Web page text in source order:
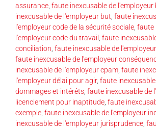
assurance faute inexcusable de l'employeur
inexcusable de l'employeur but faute
l'employeur code de la sécurité sociale faute
l'employeur code du travail faute
conciliation faute inexcusable de
faute inexcusable de l'employeur
inexcusable de l'employeur cpam faute
l'employeur délai pour agir, faute
dommages et intérêts faute inexcusable de
licenciement pour inaptitude faute
exemple faute inexcusable de l'employeur
inexcusable de l'employeur jurisprudence